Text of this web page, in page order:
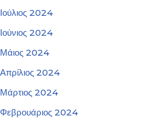
Ιούλιος 2024
Ιούνιος 2024
Μάιος 2024
Απρίλιος 2024
Μάρτιος 2024
Φεβρουάριος 2024